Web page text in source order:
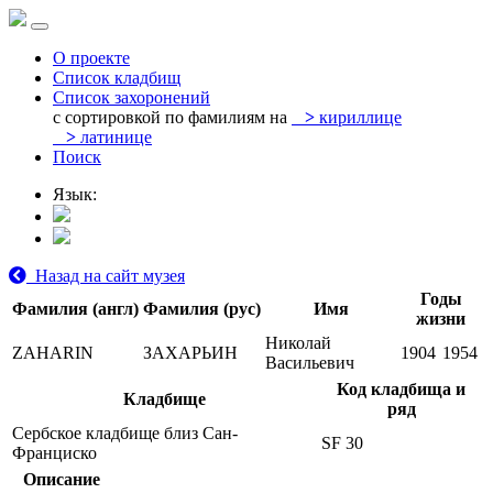
О проекте
Список кладбищ
Список захоронений
с сортировкой по фамилиям на
> кириллице
> латинице
Поиск
Язык:
Назад на сайт музея
Фамилия (англ) Фамилия (рус) Имя
Годы
жизни
ZAHARIN
ЗАХАРЬИН
Николай
Васильевич
1904 1954
Кладбище
Код кладбища и
ряд
Сербское кладбище близ Сан-
Франциско
SF 30
Описание